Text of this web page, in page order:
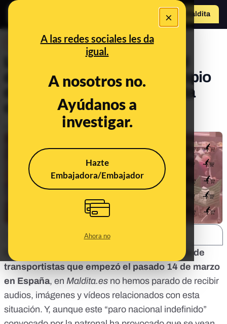
×
A las redes sociales les da
igual.
A nosotros no.
Ayúdanos a
investigar.
Hazte
Embajadora/Embajador
Ahora no
Hazte Maldita
La desinformación sobre el
desabastecimiento y el acopio
de comida: cómo nos afecta
como consumidores
Mar 25, 2022, 6:14:18 PM
Desde que se conoció la convocatoria del
paro de
transportistas que empezó el pasado 14 de marzo
en España, en Maldita.es no hemos parado de recibir
audios, imágenes y vídeos relacionados con esta
situación. Y, aunque este “paro nacional indefinido”